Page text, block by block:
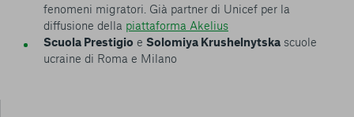
fenomeni migratori. Già partner di Unicef per la
diffusione della piattaforma Akelius
Scuola Prestigio e Solomiya Krushelnytska scuole
ucraine di Roma e Milano